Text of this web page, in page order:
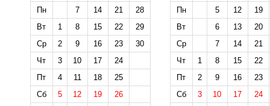
Пн
7 14 21
28
Вт
1 8 15 22
29
Ср
2 9 16 23
30
Чт
3 10 17
24
Пт
4 11 18
25
Сб
5 12 19
26
Пн
5 12
19
Вт
6 13
20
Ср
7 14
21
Чт
1 8 15
22
Пт
2 9 16
23
Сб
3 10 17
24